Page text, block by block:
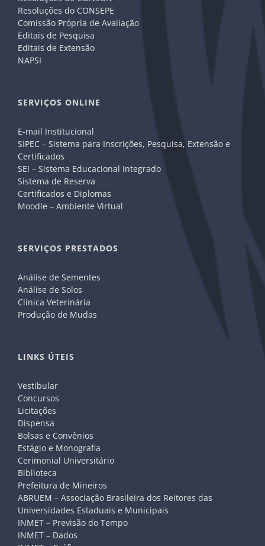
Resoluções do CONSEPE
Comissão Própria de Avaliação
Editais de Pesquisa
Editais de Extensão
NAPSI
SERVIÇOS ONLINE
E-mail Institucional
SIPEC – Sistema para Inscrições, Pesquisa, Extensão e
Certificados
SEI – Sistema Educacional Integrado
Sistema de Reserva
Certificados e Diplomas
Moodle – Ambiente Virtual
SERVIÇOS PRESTADOS
Análise de Sementes
Análise de Solos
Clínica Veterinária
Produção de Mudas
LINKS ÚTEIS
Vestibular
Concursos
Licitações
Dispensa
Bolsas e Convênios
Estágio e Monografia
Cerimonial Universitário
Biblioteca
Prefeitura de Mineiros
ABRUEM – Associação Brasileira dos Reitores das
Universidades Estaduais e Municipais
INMET – Previsão do Tempo
INMET – Dados